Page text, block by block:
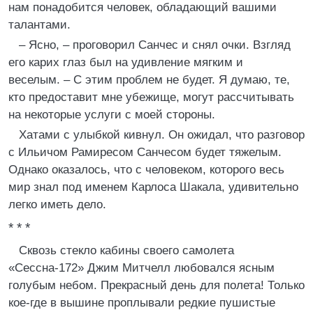
нам понадобится человек, обладающий вашими
талантами.
– Ясно, – проговорил Санчес и снял очки. Взгляд
его карих глаз был на удивление мягким и
веселым. – С этим проблем не будет. Я думаю, те,
кто предоставит мне убежище, могут рассчитывать
на некоторые услуги с моей стороны.
Хатами с улыбкой кивнул. Он ожидал, что разговор
с Ильичом Рамиресом Санчесом будет тяжелым.
Однако оказалось, что с человеком, которого весь
мир знал под именем Карлоса Шакала, удивительно
легко иметь дело.
* * *
Сквозь стекло кабины своего самолета
«Сессна-172» Джим Митчелл любовался ясным
голубым небом. Прекрасный день для полета! Только
кое-где в вышине проплывали редкие пушистые